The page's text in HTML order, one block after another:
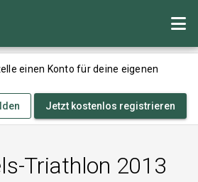
einen Konto für deine eigenen
Jetzt kostenlos registrieren
Triathlon 2013